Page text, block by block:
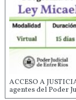
ACCESO A
agentes del Poder